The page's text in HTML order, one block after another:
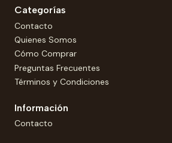
Categorías
Contacto
Quienes Somos
Cómo Comprar
Preguntas Frecuentes
Términos y Condiciones
Información
Contacto